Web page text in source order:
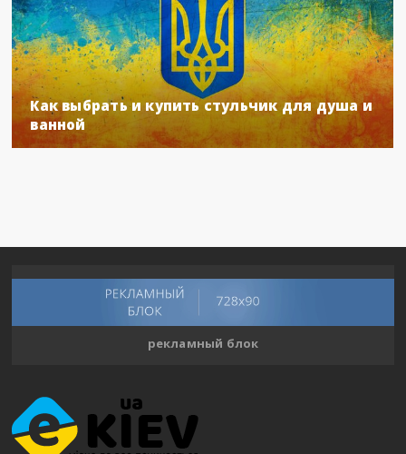
Как выбрать и купить стульчик для душа и
ванной
рекламный блок